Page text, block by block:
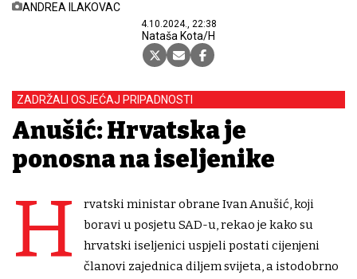
ANDREA ILAKOVAC
4.10.2024., 22:38
Nataša Kota/H
ZADRŽALI OSJEĆAJ PRIPADNOSTI
Anušić: Hrvatska je
ponosna na iseljenike
H
rvatski ministar obrane Ivan Anušić, koji
boravi u posjetu SAD-u, rekao je kako su
hrvatski iseljenici uspjeli postati cijenjeni
članovi zajednica diljem svijeta, a istodobrno